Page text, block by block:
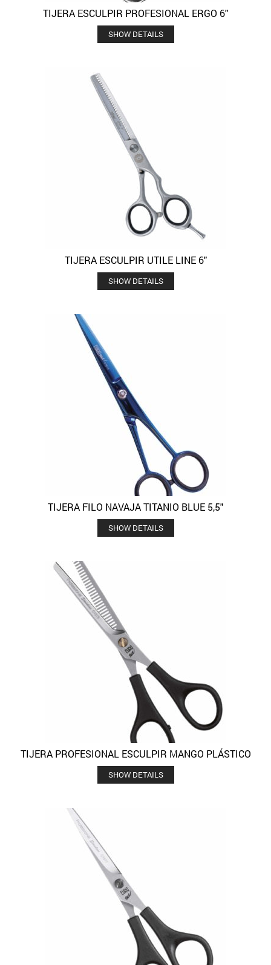
TIJERA ESCULPIR PROFESIONAL ERGO 6″
SHOW DETAILS
TIJERA ESCULPIR UTILE LINE 6″
SHOW DETAILS
TIJERA FILO NAVAJA TITANIO BLUE 5,5″
SHOW DETAILS
TIJERA PROFESIONAL ESCULPIR MANGO PLÁSTICO
SHOW DETAILS